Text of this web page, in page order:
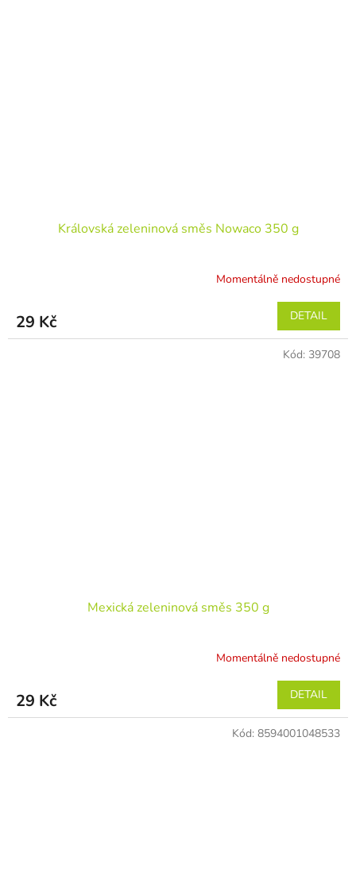
Královská zeleninová směs Nowaco 350 g
Momentálně nedostupné
29 Kč DETAIL
Mexická zeleninová směs 350 g
Momentálně nedostupné
29 Kč DETAIL
Kód: 39708
Kód: 8594001048533